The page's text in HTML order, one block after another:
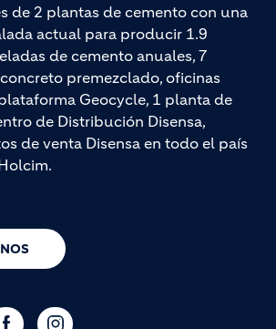
de 2 plantas de cemento con una
actual para producir 1.9
de cemento anuales, 7
premezclado, oficinas
Geocycle, 1 planta de
de Distribución Disensa,
de venta Disensa en todo el país